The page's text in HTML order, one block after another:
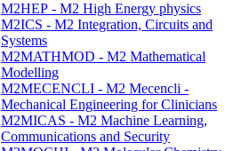
M2HEP - M2 High Energy physics
M2ICS - M2 Integration, Circuits and
Systems
M2MATHMOD - M2 Mathematical
Modelling
M2MECENCLI - M2 Mecencli -
Mechanical Engineering for Clinicians
M2MICAS - M2 Machine Learning,
Communications and Security